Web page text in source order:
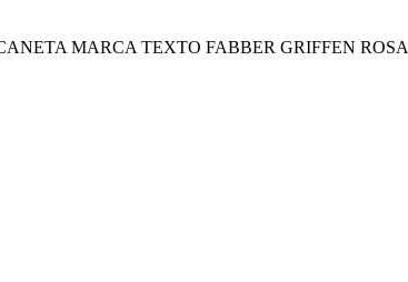
MARCA TEXTO FABBER GRIFFEN ROSA